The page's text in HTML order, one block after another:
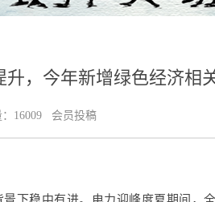
，今年新增绿色经济相
16009 会员投稿